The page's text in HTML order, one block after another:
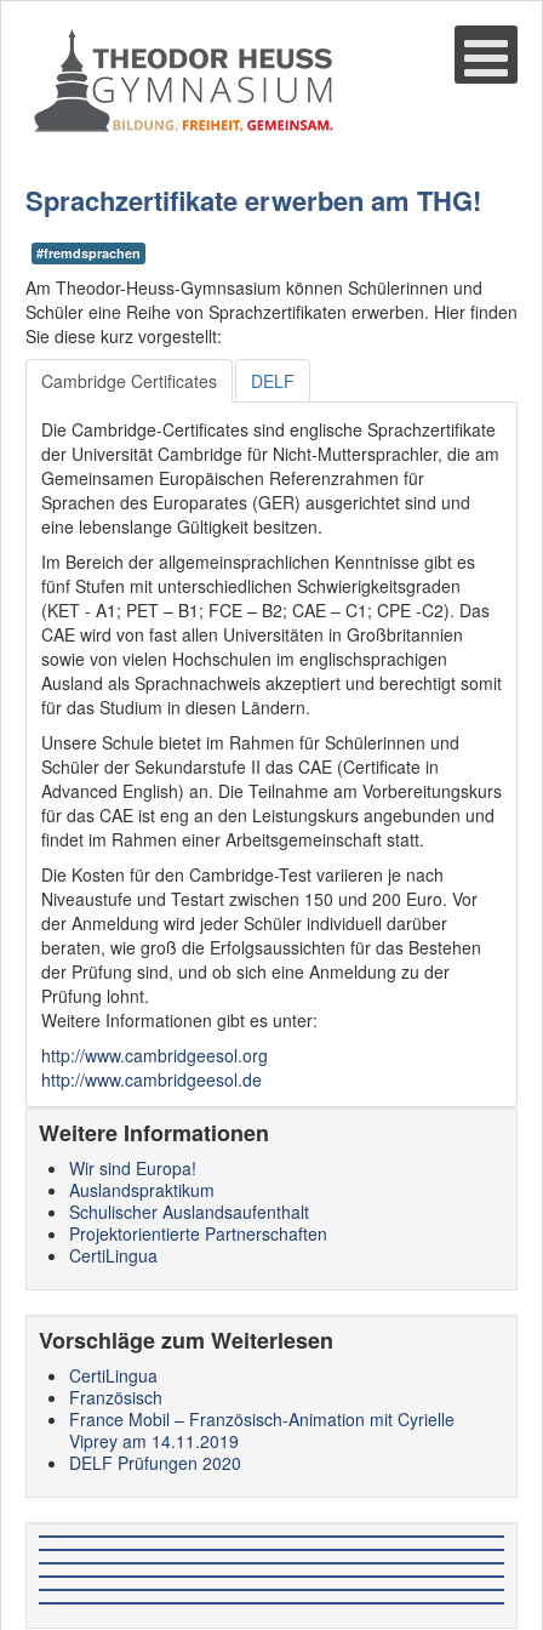
Sprachzertifikate erwerben am THG!
#fremdsprachen
Am Theodor-Heuss-Gymnsasium können Schülerinnen und
Schüler eine Reihe von Sprachzertifikaten erwerben. Hier finden
Sie diese kurz vorgestellt:
Cambridge Certificates
DELF
Die Cambridge-Certificates sind englische Sprachzertifikate
der Universität Cambridge für Nicht-Muttersprachler, die am
Gemeinsamen Europäischen Referenzrahmen für
Sprachen des Europarates (GER) ausgerichtet sind und
eine lebenslange Gültigkeit besitzen.
Im Bereich der allgemeinsprachlichen Kenntnisse gibt es
fünf Stufen mit unterschiedlichen Schwierigkeitsgraden
(KET - A1; PET – B1; FCE – B2; CAE – C1; CPE -C2). Das
CAE wird von fast allen Universitäten in Großbritannien
sowie von vielen Hochschulen im englischsprachigen
Ausland als Sprachnachweis akzeptiert und berechtigt somit
für das Studium in diesen Ländern.
Unsere Schule bietet im Rahmen für Schülerinnen und
Schüler der Sekundarstufe II das CAE (Certificate in
Advanced English) an. Die Teilnahme am Vorbereitungskurs
für das CAE ist eng an den Leistungskurs angebunden und
findet im Rahmen einer Arbeitsgemeinschaft statt.
Die Kosten für den Cambridge-Test variieren je nach
Niveaustufe und Testart zwischen 150 und 200 Euro. Vor
der Anmeldung wird jeder Schüler individuell darüber
beraten, wie groß die Erfolgsaussichten für das Bestehen
der Prüfung sind, und ob sich eine Anmeldung zu der
Prüfung lohnt.
Weitere Informationen gibt es unter:
http://www.cambridgeesol.org
http://www.cambridgeesol.de
Weitere Informationen
Wir sind Europa!
Auslandspraktikum
Schulischer Auslandsaufenthalt
Projektorientierte Partnerschaften
CertiLingua
Vorschläge zum Weiterlesen
CertiLingua
Französisch
France Mobil – Französisch-Animation mit Cyrielle
Viprey am 14.11.2019
DELF Prüfungen 2020